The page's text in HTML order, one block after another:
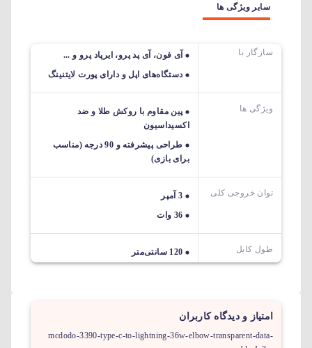
سایر ویژگی ها
سازگار با
آی فون، آی پد پرو، ایرپاد پرو و ​​...
دستگاه‌های اپل و دارای پورت لایتنینگ
ویژگی ها
پین مقاوم با روکش طلا و ضد
اکسیداسیون
طراحی پیشرفته و 90 درجه (مناسب
برای بازی)
توان خروجی کلی
3 آمپر
36 وات
طول کابل 120 سانتی‌متر
امتیاز و دیدگاه کاربران
mcdodo-3390-type-c-to-lightning-36w-elbow-transparent-data-